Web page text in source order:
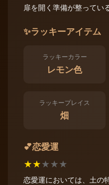
扉を開く準備が整ってい
✨ラッキーアイテム
ラッキーカラー
レモン色
ラッキープレイス
畑
💕恋愛運
★★★★★
恋愛運においては、土の